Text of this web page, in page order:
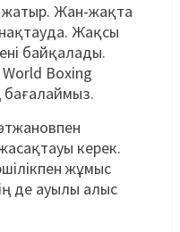
жатыр. Жан-жақта
Жақсы
байқалады.
World Boxing
бағалаймыз.
керек.
жұмыс
де ауылы алыс